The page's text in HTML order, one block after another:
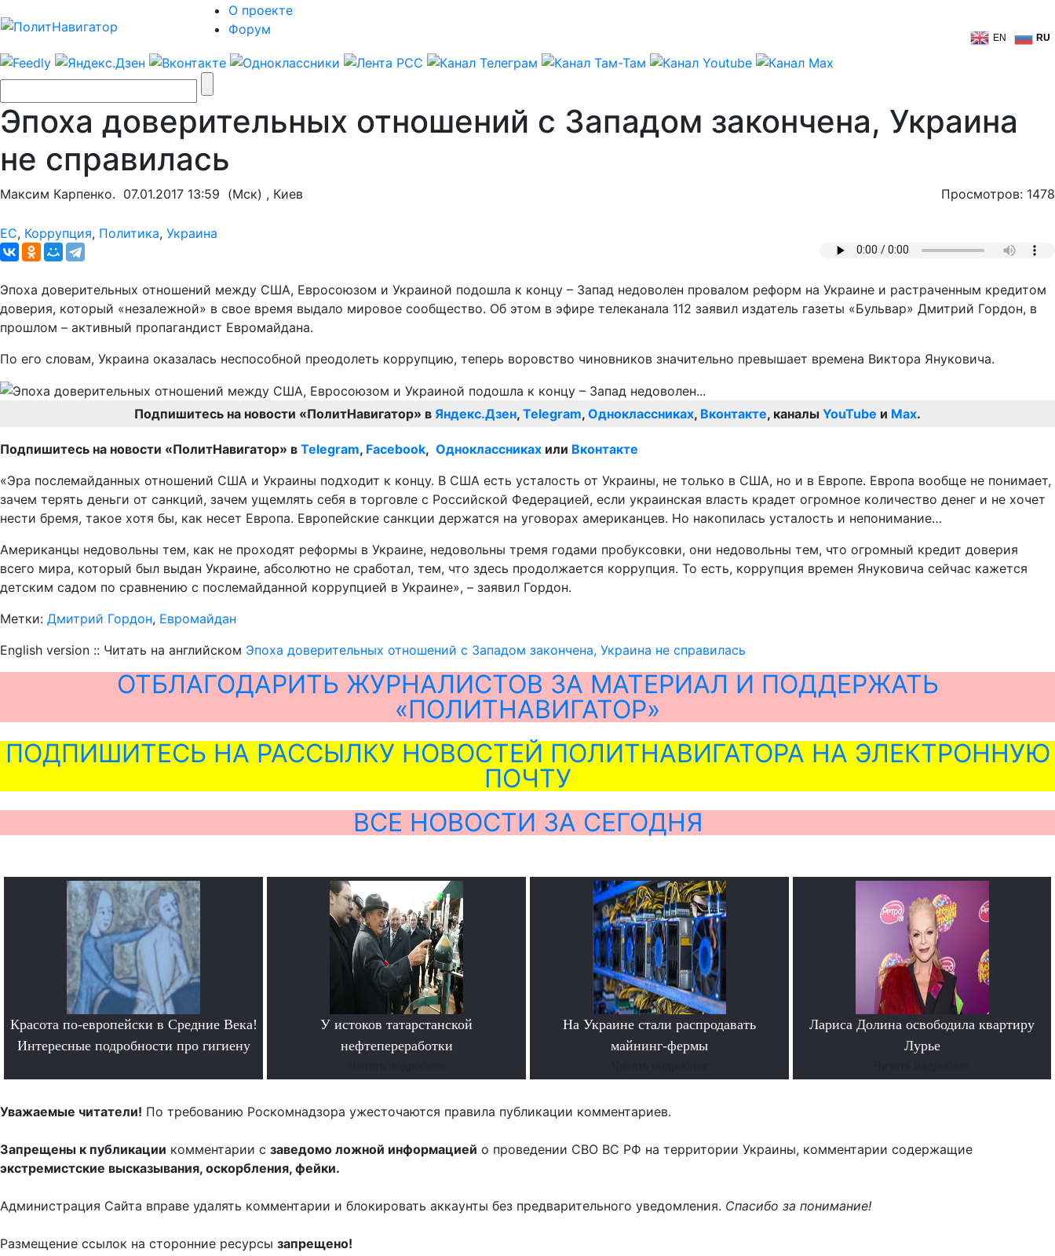
О проекте
Форум
EN RU
Эпоха доверительных отношений с Западом закончена, Украина
не справилась
Максим Карпенко. 07.01.2017 13:59 (Мск) , Киев Просмотров: 1478
ЕС, Коррупция, Политика, Украина
Эпоха доверительных отношений между США, Евросоюзом и Украиной подошла к концу – Запад недоволен провалом реформ на Украине и растраченным кредитом
доверия, который «незалежной» в свое время выдало мировое сообщество. Об этом в эфире телеканала 112 заявил издатель газеты «Бульвар» Дмитрий Гордон, в
прошлом – активный пропагандист Евромайдана.
По его словам, Украина оказалась неспособной преодолеть коррупцию, теперь воровство чиновников значительно превышает времена Виктора Януковича.
Подпишитесь на новости «ПолитНавигатор» в Яндекс.Дзен, Telegram, Одноклассниках, Вконтакте, каналы YouTube и Max.
Подпишитесь на новости «ПолитНавигатор» в Telegram, Facebook, Одноклассниках или Вконтакте
«Эра послемайданных отношений США и Украины подходит к концу. В США есть усталость от Украины, не только в США, но и в Европе. Европа вообще не понимает,
зачем терять деньги от санкций, зачем ущемлять себя в торговле с Российской Федерацией, если украинская власть крадет огромное количество денег и не хочет
нести бремя, такое хотя бы, как несет Европа. Европейские санкции держатся на уговорах американцев. Но накопилась усталость и непонимание…
Американцы недовольны тем, как не проходят реформы в Украине, недовольны тремя годами пробуксовки, они недовольны тем, что огромный кредит доверия
всего мира, который был выдан Украине, абсолютно не сработал, тем, что здесь продолжается коррупция. То есть, коррупция времен Януковича сейчас кажется
детским садом по сравнению с послемайданной коррупцией в Украине», – заявил Гордон.
Метки: Дмитрий Гордон, Евромайдан
English version :: Читать на английском Эпоха доверительных отношений с Западом закончена, Украина не справилась
ОТБЛАГОДАРИТЬ ЖУРНАЛИСТОВ ЗА МАТЕРИАЛ И ПОДДЕРЖАТЬ
«ПОЛИТНАВИГАТОР»
ПОДПИШИТЕСЬ НА РАССЫЛКУ НОВОСТЕЙ ПОЛИТНАВИГАТОРА НА ЭЛЕКТРОННУЮ
ПОЧТУ
ВСЕ НОВОСТИ ЗА СЕГОДНЯ
Красота по-европейски в Средние Века!
Интересные подробности про гигиену
У истоков татарстанской
нефтепереработки
На Украине стали распродавать
майнинг-фермы
Лариса Долина освободила квартиру
Лурье
Уважаемые читатели! По требованию Роскомнадзора ужесточаются правила публикации комментариев.
Запрещены к публикации комментарии с заведомо ложной информацией о проведении СВО ВС РФ на территории Украины, комментарии содержащие
экстремистские высказывания, оскорбления, фейки.
Администрация Сайта вправе удалять комментарии и блокировать аккаунты без предварительного уведомления. Спасибо за понимание!
Размещение ссылок на сторонние ресурсы запрещено!